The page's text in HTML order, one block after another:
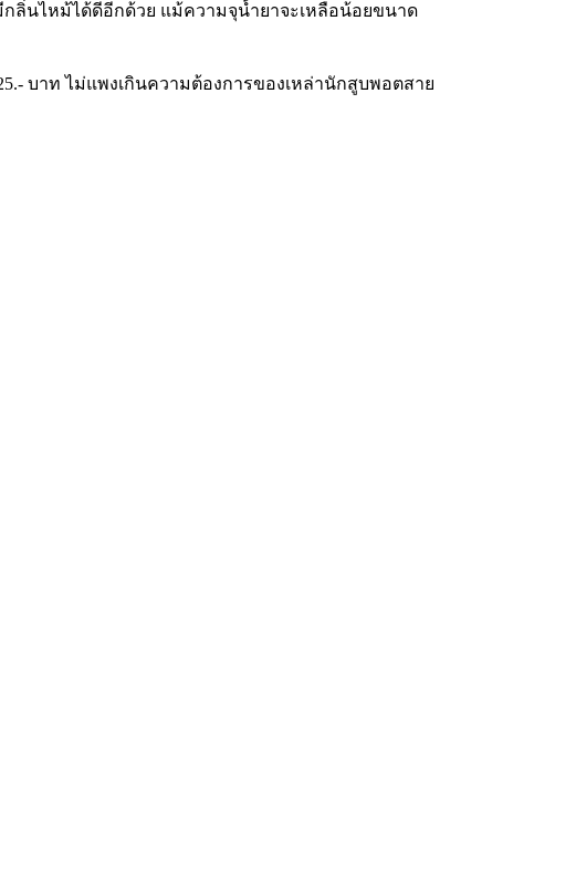
ลิ่นไหม้ได้ดีอีกด้วย แม้ความจุน้ำยาจะเหลือน้อยขนาด
บาท ไม่แพงเกินความต้องการของเหล่านักสูบพอตสาย